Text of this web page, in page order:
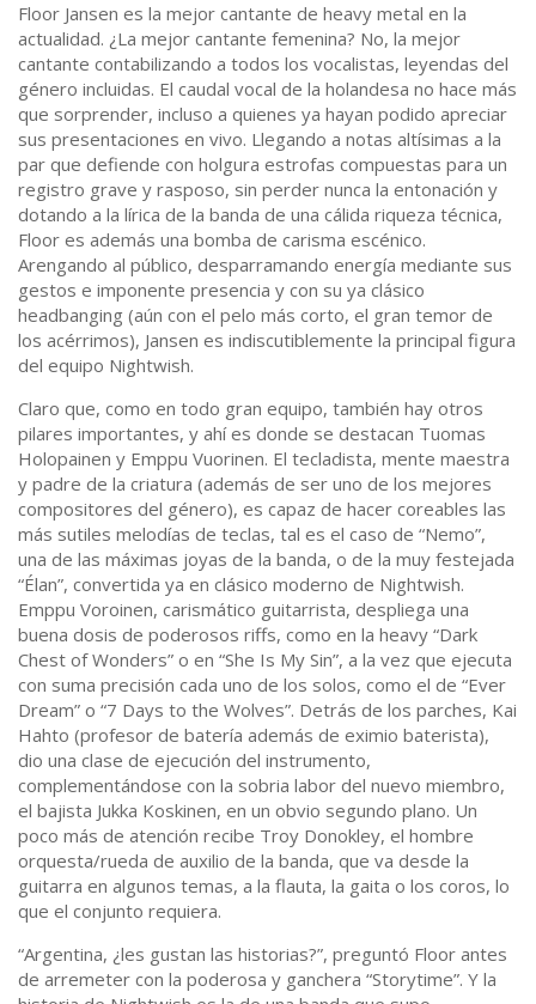
Floor Jansen es la mejor cantante de heavy metal en la
actualidad. ¿La mejor cantante femenina? No, la mejor
cantante contabilizando a todos los vocalistas, leyendas del
género incluidas. El caudal vocal de la holandesa no hace más
que sorprender, incluso a quienes ya hayan podido apreciar
sus presentaciones en vivo. Llegando a notas altísimas a la
par que defiende con holgura estrofas compuestas para un
registro grave y rasposo, sin perder nunca la entonación y
dotando a la lírica de la banda de una cálida riqueza técnica,
Floor es además una bomba de carisma escénico.
Arengando al público, desparramando energía mediante sus
gestos e imponente presencia y con su ya clásico
headbanging (aún con el pelo más corto, el gran temor de
los acérrimos), Jansen es indiscutiblemente la principal figura
del equipo Nightwish.
Claro que, como en todo gran equipo, también hay otros
pilares importantes, y ahí es donde se destacan Tuomas
Holopainen y Emppu Vuorinen. El tecladista, mente maestra
y padre de la criatura (además de ser uno de los mejores
compositores del género), es capaz de hacer coreables las
más sutiles melodías de teclas, tal es el caso de “Nemo”,
una de las máximas joyas de la banda, o de la muy festejada
“Élan”, convertida ya en clásico moderno de Nightwish.
Emppu Voroinen, carismático guitarrista, despliega una
buena dosis de poderosos riffs, como en la heavy “Dark
Chest of Wonders” o en “She Is My Sin”, a la vez que ejecuta
con suma precisión cada uno de los solos, como el de “Ever
Dream” o “7 Days to the Wolves”. Detrás de los parches, Kai
Hahto (profesor de batería además de eximio baterista),
dio una clase de ejecución del instrumento,
complementándose con la sobria labor del nuevo miembro,
el bajista Jukka Koskinen, en un obvio segundo plano. Un
poco más de atención recibe Troy Donokley, el hombre
orquesta/rueda de auxilio de la banda, que va desde la
guitarra en algunos temas, a la flauta, la gaita o los coros, lo
que el conjunto requiera.
“Argentina, ¿les gustan las historias?”, preguntó Floor antes
de arremeter con la poderosa y ganchera “Storytime”. Y la